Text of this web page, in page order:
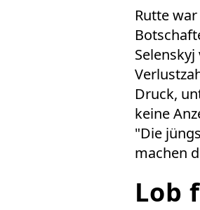
Rutte
Druck,
keine
"Die
machen
Lob